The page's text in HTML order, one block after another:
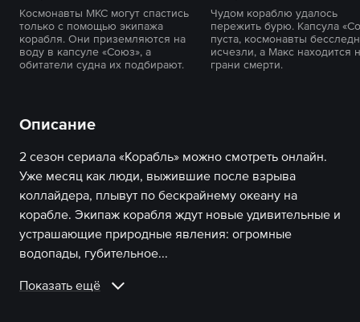
Космонавты МКС могут спастись
только с помощью экипажа
корабля. Они приземляются на
воду в капсуле «Союз», а
обитатели судна их подбирают.
Чудом кораблю удалось
пережить бурю. Капсула
пуста, космонавты
исчезли, а Макс находится
грани смерти.
Описание
2 сезон сериала «Корабль» можно смотреть онлайн.
Уже месяц как люди, выжившие после взрыва
коллайдера, плывут по бескрайнему океану на
корабле. Экипаж корабля ждут новые удивительные и
устрашающие природные явления: огромные
водопады, губительное...
Показать ещё